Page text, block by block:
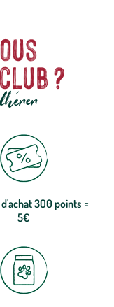
?
300 points =
5€